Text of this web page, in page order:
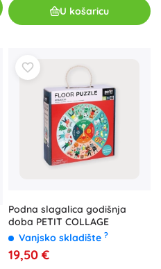
U košaricu
Podna slagalica godišnja
doba PETIT COLLAGE
Vanjsko skladište ?
19,50 €